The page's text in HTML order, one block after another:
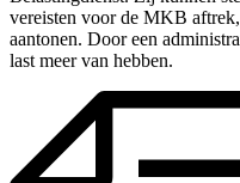
vereisten voor de MKB
aantonen. Door een
last meer van hebben.